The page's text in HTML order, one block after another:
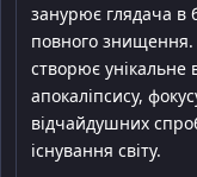
занурює глядача в
повного
створює унікальне
апокаліпсису,
відчайдушних
існування світу.